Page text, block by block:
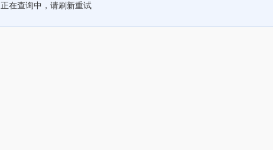
正在查询中，请刷新重试